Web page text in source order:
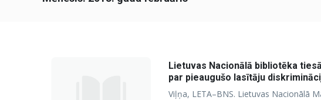
Lietuvas Nacionālā bibliotēka
par pieaugušo lasītāju
Viļņa, LETA–BNS. Lietuvas Nacionālā